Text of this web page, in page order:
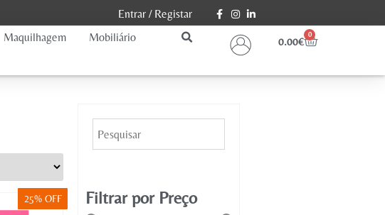
Entrar/ Registar
Maquilhagem Mobiliário 0.00€
0
25% OFF Filtrar por Preço